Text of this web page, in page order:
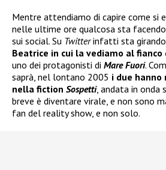
Mentre attendiamo di capire come si
nelle ultime ore qualcosa sta
sui social. Su Twitterinfatti sta girando
Beatrice in cui la vediamo al fianco
uno dei protagonisti di Mare Fuori.
saprà, nel lontano 2005 i due
nella fiction Sospetti, andata in onda
breve è diventare virale, e non sono
fan del reality show, e non solo.